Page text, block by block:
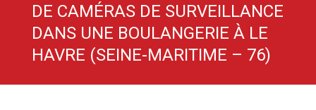
DE CAMÉRAS DE SURVEILLANCE
DANS UNE BOULANGERIE À LE
HAVRE (SEINE-MARITIME – 76)